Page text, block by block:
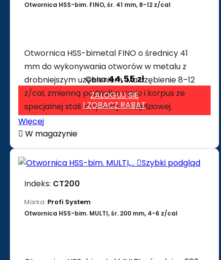
Otwornica HSS-bim. FINO, śr. 41 mm, 8-12 z/cal
Otwornica HSS-bimetal FINO o średnicy 41
mm do wykonywania otworów w metalu z
drobniejszym uzębieniem. Ma uzębienie 8–12
z/cal, zmienną podziałkę Vario i korpus ze
specjalnej stali stopowej narzędziowej.
Cena44,55 zł
ZALOGUJ SIĘ
I ZOBACZ RABAT
Więcej
 W magazynie
Szybki podgląd
Indeks: CT200
Marka: Profi System
Otwornica HSS-bim. MULTI, śr. 200 mm, 4-6 z/cal